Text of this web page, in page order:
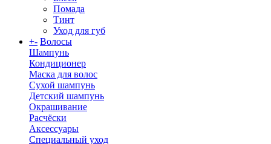
Помада
Тинт
Уход для губ
+- Волосы
Шампунь
Кондиционер
Маска для волос
Сухой шампунь
Детский шампунь
Окрашивание
Расчёски
Аксессуары
Специальный уход